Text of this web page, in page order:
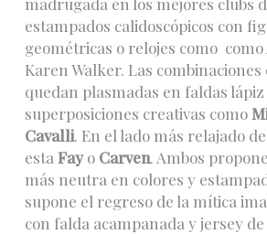
estampados calidoscópicos con
geométricas o relojes como como
Karen Walker. Las
quedan plasmadas en faldas
superposiciones creativas como
Cavalli. En el lado más relajado
esta Fayo Carven. Ambos
más neutra en colores y
supone el regreso de la mítica
con falda acampanada y jersey